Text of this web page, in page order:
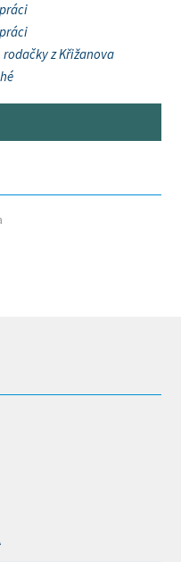
z Křižanova